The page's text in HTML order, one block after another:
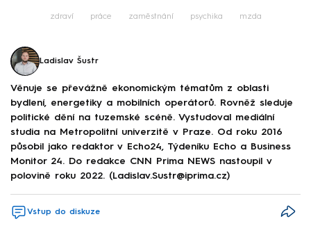
zdraví práce zaměstnání psychika mzda
Ladislav Šustr
Věnuje se převážně ekonomickým tématům z oblasti
bydlení, energetiky a mobilních operátorů. Rovněž sleduje
politické dění na tuzemské scéně. Vystudoval mediální
studia na Metropolitní univerzitě v Praze. Od roku 2016
působil jako redaktor v Echo24, Týdeníku Echo a Business
Monitor 24. Do redakce CNN Prima NEWS nastoupil v
polovině roku 2022. (Ladislav.Sustr@iprima.cz)
Vstup do diskuze